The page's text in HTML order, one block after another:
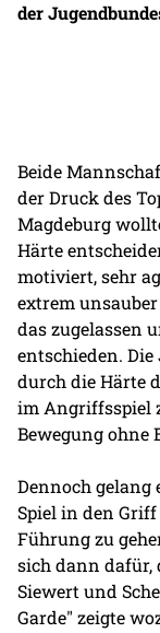
der
Beide
der Druck des
Magdeburg
Härte
motiviert, sehr
extrem
das zugelassen
entschieden.
durch die Härte
im Angriffsspiel
Bewegung ohne
Dennoch gelang
Spiel in den
Führung zu
sich dann dafür,
Siewert und
Garde" zeigte